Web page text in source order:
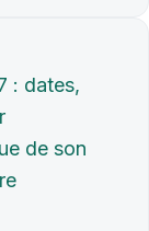
: dates,
de son